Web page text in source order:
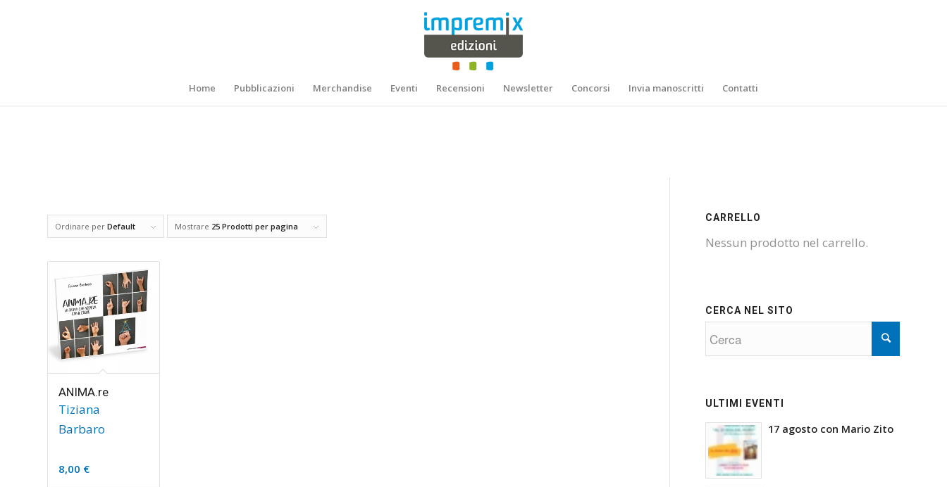
Home Pubblicazioni Merchandise Eventi Recensioni Newsletter Concorsi Invia manoscritti Contatti
Ordinare per Default Mostrare 25 Prodotti per pagina
ANIMA.re
Tiziana
Barbaro
8,00 €
CARRELLO
Nessun prodotto nel carrello.
CERCA NEL SITO
ULTIMI EVENTI
17 agosto con Mario Zito